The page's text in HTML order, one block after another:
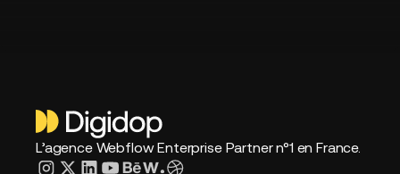
L’agence Webflow Enterprise Partner n°1 en France.